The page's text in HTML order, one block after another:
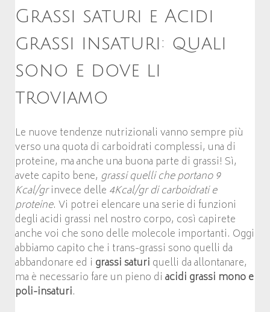
Grassi saturi e Acidi
grassi insaturi: quali
sono e dove li
troviamo
Le nuove tendenze nutrizionali vanno sempre più
verso una quota di carboidrati complessi, una di
proteine, ma anche una buona parte di grassi! Sì,
avete capito bene, grassi quelli che portano 9
Kcal/grinvece delle 4Kcal/gr di carboidrati e
proteine. Vi potrei elencare una serie di funzioni
degli acidi grassi nel nostro corpo, così capirete
anche voi che sono delle molecole importanti. Oggi
abbiamo capito che i trans-grassi sono quelli da
abbandonare ed i grassi saturi quelli da allontanare,
ma è necessario fare un pieno di acidi grassi mono e
poli-insaturi.